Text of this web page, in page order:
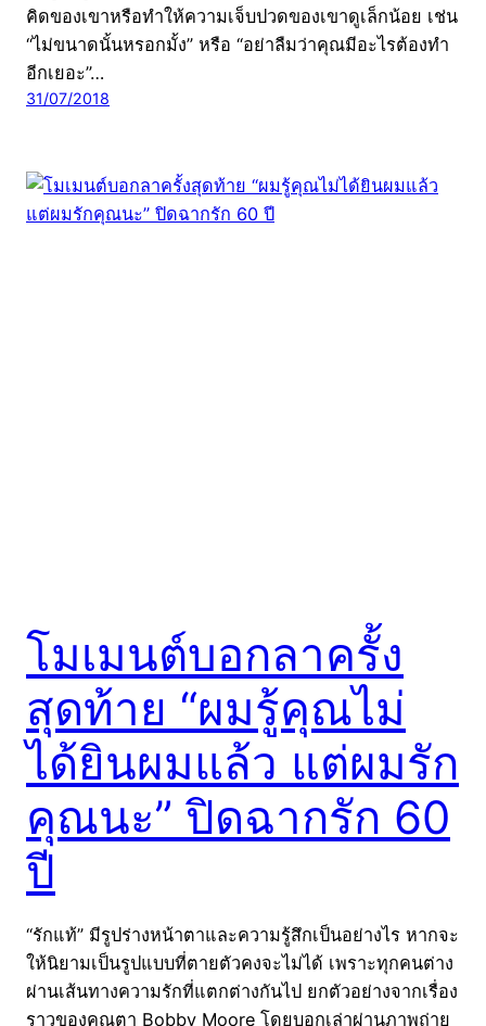
คิดของเขาหรือทำให้ความเจ็บปวดของเขาดูเล็กน้อย เช่น
“ไม่ขนาดนั้นหรอกมั้ง” หรือ “อย่าลืมว่าคุณมีอะไรต้องทำ
อีกเยอะ”…
31/07/2018
โมเมนต์บอกลาครั้ง
สุดท้าย “ผมรู้คุณไม่
ได้ยินผมแล้ว แต่ผมรัก
คุณนะ” ปิดฉากรัก 60
ปี
“รักแท้” มีรูปร่างหน้าตาและความรู้สึกเป็นอย่างไร หากจะ
ให้นิยามเป็นรูปแบบที่ตายตัวคงจะไม่ได้ เพราะทุกคนต่าง
ผ่านเส้นทางความรักที่แตกต่างกันไป ยกตัวอย่างจากเรื่อง
ราวของคุณตา Bobby Moore โดยบอกเล่าผ่านภาพถ่าย